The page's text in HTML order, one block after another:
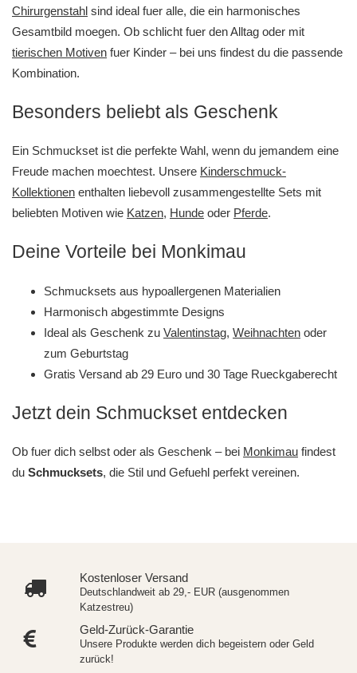
Chirurgenstahl sind ideal fuer alle, die ein harmonisches
Gesamtbild moegen. Ob schlicht fuer den Alltag oder mit
tierischen Motiven fuer Kinder – bei uns findest du die passende
Kombination.
Besonders beliebt als Geschenk
Ein Schmuckset ist die perfekte Wahl, wenn du jemandem eine
Freude machen moechtest. Unsere Kinderschmuck-
Kollektionen enthalten liebevoll zusammengestellte Sets mit
beliebten Motiven wie Katzen, Hunde oder Pferde.
Deine Vorteile bei Monkimau
Schmucksets aus hypoallergenen Materialien
Harmonisch abgestimmte Designs
Ideal als Geschenk zu Valentinstag, Weihnachten oder
zum Geburtstag
Gratis Versand ab 29 Euro und 30 Tage Rueckgaberecht
Jetzt dein Schmuckset entdecken
Ob fuer dich selbst oder als Geschenk – bei Monkimau findest
du Schmucksets, die Stil und Gefuehl perfekt vereinen.
Kostenloser Versand
Deutschlandweit ab 29,- EUR (ausgenommen
Katzestreu)
Geld-Zurück-Garantie
Unsere Produkte werden dich begeistern oder Geld
zurück!